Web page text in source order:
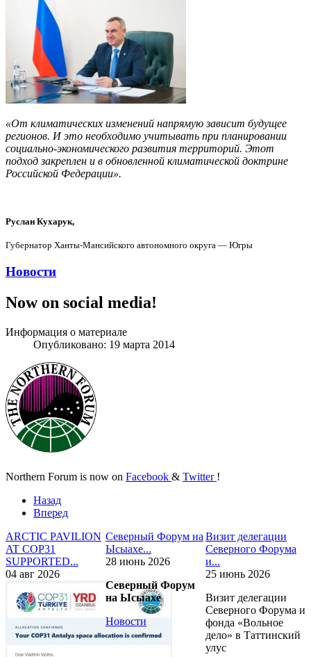
«От климатических изменений напрямую зависит будущее
регионов. И это необходимо учитывать при планировании
социально-экономического развития территорий. Этот
подход закреплен и в обновленной климатической доктрине
Российской Федерации».
Руслан Кухарук,
Губернатор Ханты-Мансийского автономного округа — Югры
Новости
Now on social media!
Информация о материале
Опубликовано: 19 марта 2014
Northern Forum is now on Facebook & Twitter !
Назад
Вперед
ARCTIC PAVILION
AT COP31
SUPPORTED...
04 авг 2026
Северный Форум на
Ысыахе...
28 июнь 2026
Северный Форум
на Ысыахе
Новости
Визит делегации
Северного Форума
и...
25 июнь 2026
Визит делегации
Северного Форума и
фонда «Вольное
дело» в Таттинский
улус